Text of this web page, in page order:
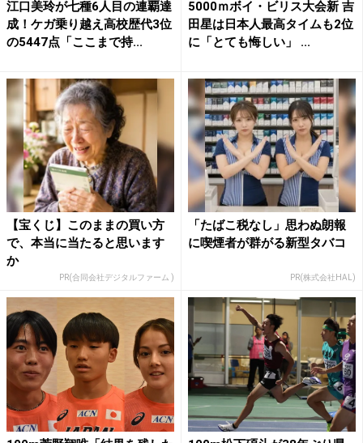
江口美玲が七種6人目の連覇達
成！ケガ乗り越え高校歴代3位
の5447点「ここまで持...
5000ｍボイ・ビリス大会新 吉
田星は日本人最高タイムも2位
に「とても悔しい」 ...
【宝くじ】このままの買い方
で、本当に当たると思います
か
PR(合同会社デジタルファーム )
「たばこ税なし」思わぬ朗報
に喫煙者が群がる新型タバコ
PR(株式会社HAL)